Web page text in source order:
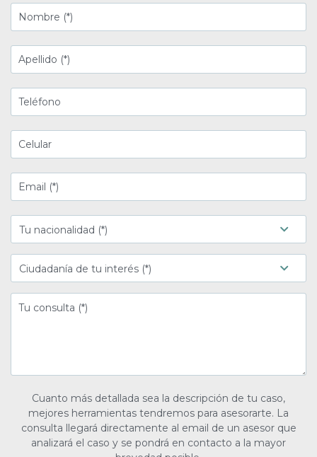
Cuanto más detallada sea la descripción de tu caso,
mejores herramientas tendremos para asesorarte. La
consulta llegará directamente al email de un asesor que
analizará el caso y se pondrá en contacto a la mayor